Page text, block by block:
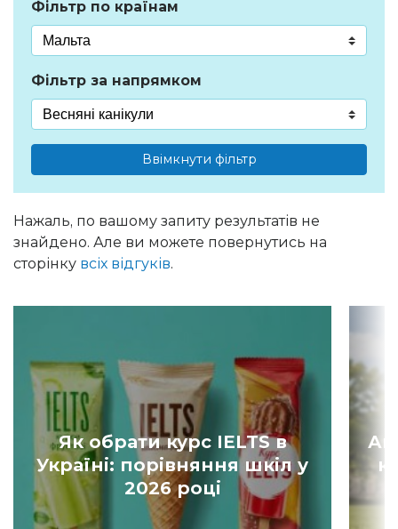
Фільтр по країнам
Фільтр за напрямком
Ввімкнути фільтр
Нажаль, по вашому запиту результатів не
знайдено. Але ви можете повернутись на
сторінку всіх відгуків.
Як обрати курс IELTS в
Україні: порівняння шкіл у
2026 році